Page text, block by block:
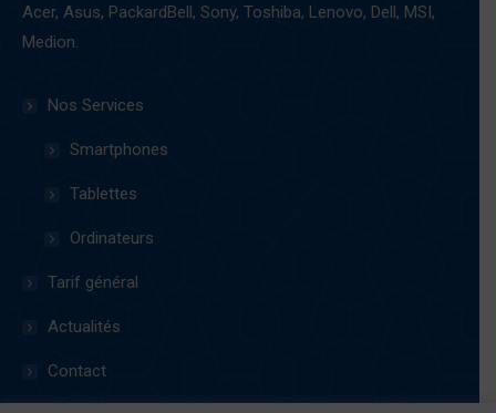
Acer, Asus, PackardBell, Sony, Toshiba, Lenovo, Dell, MSI,
Medion.
Nos Services
Smartphones
Tablettes
Ordinateurs
Tarif général
Actualités
Contact